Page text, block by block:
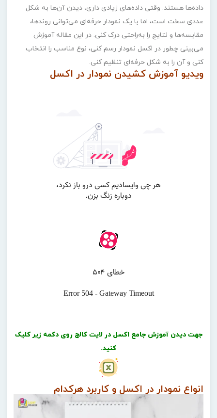
داده‌ها هستند. وقتی داده‌های زیادی داری، دیدن آن‌ها به شکل
عددی سخت است، اما با یک نمودار حرفه‌ای می‌توانی روندها،
مقایسه‌ها و نتایج را به‌راحتی درک کنی. در این مقاله آموزش
می‌بینی چطور در اکسل نمودار رسم کنی، نوع مناسب را انتخاب
کنی و آن را به شکل حرفه‌ای تنظیم کنی.
ویدیو آموزش کشیدن نمودار در اکسل
جهت دیدن آموزش جامع اکسل در لایت کالج روی دکمه زیر کلیک
کنید.
انواع نمودار در اکسل و کاربرد هرکدام